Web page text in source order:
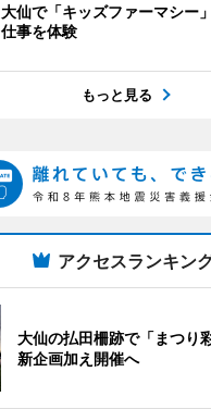
大仙で「キッズファーマシ
仕事を体験
もっと見る
アクセスランキン
大仙の払田柵跡で「まつり
新企画加え開催へ